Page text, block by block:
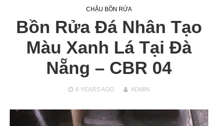
CHẬU BỒN RỬA
Bồn Rửa Đá Nhân Tạo
Màu Xanh Lá Tại Đà
Nẵng – CBR 04
8 YEARSAGO ADMIN